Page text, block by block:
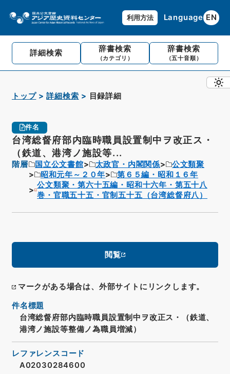
利用方法 Language EN
詳細検索 辞書検索
（カテゴリ）
辞書検索
（五十音順）
トップ 詳細検索 目録詳細
件名
台湾総督府部内臨時職員設置制中ヲ改正ス・
（鉄道、港湾ノ施設等...
階層 国立公文書館 太政官・内閣関係
公文類聚
昭和元年～２０年
第６５編・昭和１６年
公文類聚・第六十五編・昭和十六年・第五十八
巻・官職五十五・官制五十五（台湾総督府八）
閲覧
マークがある場合は、外部サイトにリンクします。
件名標題
台湾総督府部内臨時職員設置制中ヲ改正ス・（鉄道、
港湾ノ施設等整備ノ為職員増減）
レファレンスコード
A02030284600